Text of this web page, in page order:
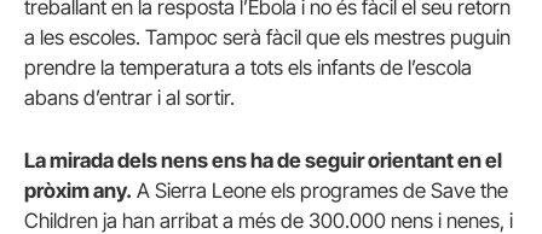
treballant en la resposta l’Ebola i no és fàcil el seu retorn
a les escoles. Tampoc serà fàcil que els mestres puguin
prendre la temperatura a tots els infants de l’escola
abans d’entrar i al sortir.
La mirada dels nens ens ha de seguir orientant en el
pròxim any. A Sierra Leone els programes de Save the
Children ja han arribat a més de 300.000 nens i nenes, i